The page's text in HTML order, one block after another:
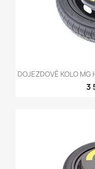
DOJEZDOVÉ KOLO MG
3